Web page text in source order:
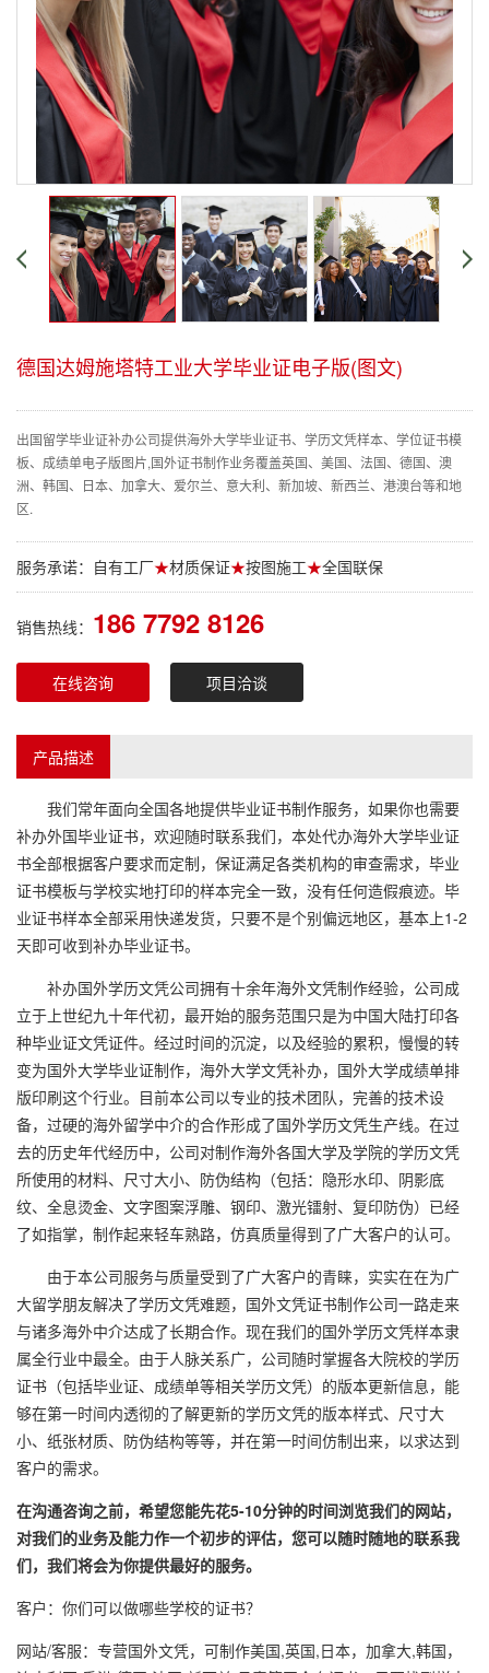
德国达姆施塔特工业大学毕业证电子版(图文)
出国留学毕业证补办公司提供海外大学毕业证书、学历文凭样本、学位证书模
板、成绩单电子版图片,国外证书制作业务覆盖英国、美国、法国、德国、澳
洲、韩国、日本、加拿大、爱尔兰、意大利、新加坡、新西兰、港澳台等和地
区.
服务承诺：自有工厂★材质保证★按图施工★全国联保
销售热线： 186 7792 8126
在线咨询 项目洽谈
产品描述
我们常年面向全国各地提供毕业证书制作服务，如果你也需要
补办外国毕业证书，欢迎随时联系我们，本处代办海外大学毕业证
书全部根据客户要求而定制，保证满足各类机构的审查需求，毕业
证书模板与学校实地打印的样本完全一致，没有任何造假痕迹。毕
业证书样本全部采用快递发货，只要不是个别偏远地区，基本上1-2
天即可收到补办毕业证书。
补办国外学历文凭公司拥有十余年海外文凭制作经验，公司成
立于上世纪九十年代初，最开始的服务范围只是为中国大陆打印各
种毕业证文凭证件。经过时间的沉淀，以及经验的累积，慢慢的转
变为国外大学毕业证制作，海外大学文凭补办，国外大学成绩单排
版印刷这个行业。目前本公司以专业的技术团队，完善的技术设
备，过硬的海外留学中介的合作形成了国外学历文凭生产线。在过
去的历史年代经历中，公司对制作海外各国大学及学院的学历文凭
所使用的材料、尺寸大小、防伪结构（包括：隐形水印、阴影底
纹、全息烫金、文字图案浮雕、钢印、激光镭射、复印防伪）已经
了如指掌，制作起来轻车熟路，仿真质量得到了广大客户的认可。
由于本公司服务与质量受到了广大客户的青睐，实实在在为广
大留学朋友解决了学历文凭难题，国外文凭证书制作公司一路走来
与诸多海外中介达成了长期合作。现在我们的国外学历文凭样本隶
属全行业中最全。由于人脉关系广，公司随时掌握各大院校的学历
证书（包括毕业证、成绩单等相关学历文凭）的版本更新信息，能
够在第一时间内透彻的了解更新的学历文凭的版本样式、尺寸大
小、纸张材质、防伪结构等等，并在第一时间仿制出来，以求达到
客户的需求。
在沟通咨询之前，希望您能先花5-10分钟的时间浏览我们的网站，
对我们的业务及能力作一个初步的评估，您可以随时随地的联系我
们，我们将会为你提供最好的服务。
客户：你们可以做哪些学校的证书？
网站/客服：专营国外文凭，可制作美国,英国,日本，加拿大,韩国，